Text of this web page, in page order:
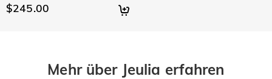
$245.00
Mehr über Jeulia erfahren